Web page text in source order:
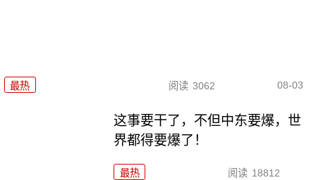
最热 阅读 3062 08-03
这事要干了，不但中东要爆，世
界都得要爆了！
最热 阅读 18812